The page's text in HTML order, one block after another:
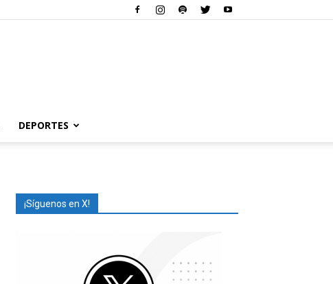
DEPORTES
¡Síguenos en X!